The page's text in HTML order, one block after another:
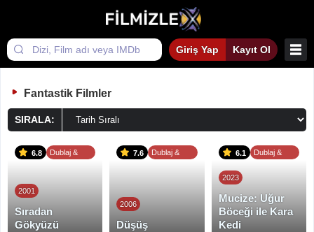
Giriş Yap Kayıt Ol
Fantastik Filmler
SIRALA:
6.8
Dublaj &
2001
Sıradan
Gökyüzü
7.6
Dublaj &
2006
Düşüş
6.1
Dublaj &
2023
Mucize: Uğur
Böceği ile Kara
Kedi